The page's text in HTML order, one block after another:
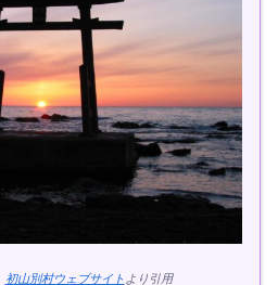
初山別村ウェブサイト より引用